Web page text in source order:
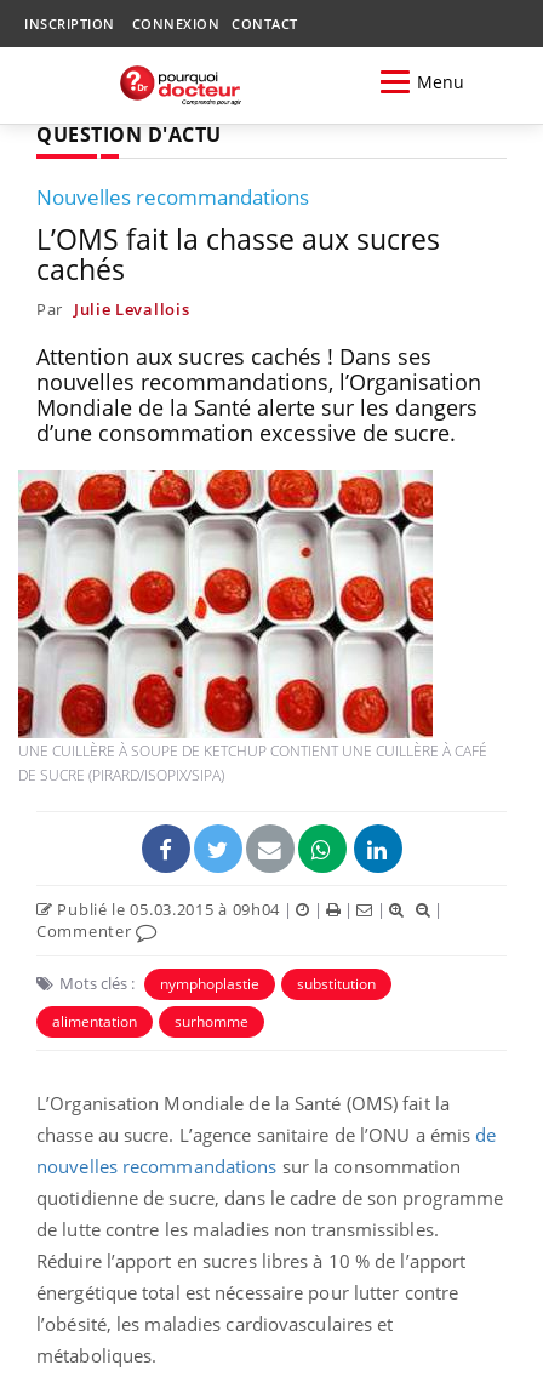
INSCRIPTION CONNEXION CONTACT
Menu
QUESTION D'ACTU
Nouvelles recommandations
L’OMS fait la chasse aux sucres
cachés
Par Julie Levallois
Attention aux sucres cachés ! Dans ses
nouvelles recommandations, l’Organisation
Mondiale de la Santé alerte sur les dangers
d’une consommation excessive de sucre.
UNE CUILLÈRE À SOUPE DE KETCHUP CONTIENT UNE CUILLÈRE À CAFÉ
DE SUCRE (PIRARD/ISOPIX/SIPA)
Publié le 05.03.2015 à 09h04 | | | |
|
Commenter
Mots clés : nymphoplastie
substitution
alimentation
surhomme
L’Organisation Mondiale de la Santé (OMS) fait la
chasse au sucre. L’agence sanitaire de l’ONU a émis de
nouvelles recommandations sur la consommation
quotidienne de sucre, dans le cadre de son programme
de lutte contre les maladies non transmissibles.
Réduire l’apport en sucres libres à 10 % de l’apport
énergétique total est nécessaire pour lutter contre
l’obésité, les maladies cardiovasculaires et
métaboliques.